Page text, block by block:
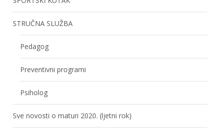
STRUČNA SLUŽBA
Pedagog
Preventivni programi
Psiholog
Sve novosti o maturi 2020. (ljetni rok)